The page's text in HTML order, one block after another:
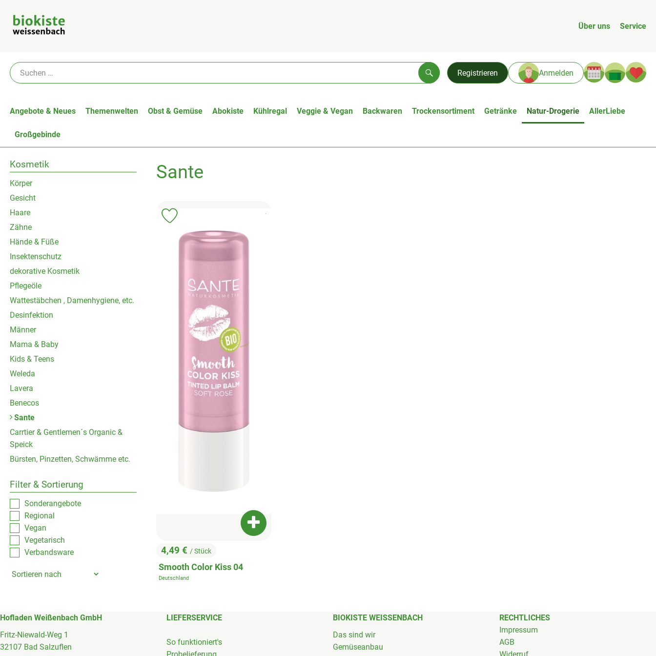
Über uns Service
Registrieren Anmelden
Suchen
Angebote & Neues Themenwelten Obst & Gemüse Abokiste Kühlregal Veggie & Vegan Backwaren Trockensortiment Getränke Natur-Drogerie AllerLiebe
Großgebinde
Kosmetik
Körper
Gesicht
Haare
Zähne
Hände & Füße
Insektenschutz
dekorative Kosmetik
Pflegeöle
Wattestäbchen , Damenhygiene, etc.
Desinfektion
Männer
Mama & Baby
Kids & Teens
Weleda
Lavera
Benecos
Sante
Carrtier & Gentlemen´s Organic &
Speick
Bürsten, Pinzetten, Schwämme etc.
Filter & Sortierung
Sonderangebote
Regional
Vegan
Vegetarisch
Verbandsware
Sante
, Preis:
4,49 € / Stück
Smooth Color Kiss 04
, Herkunft:
Deutschland
Produkt zum Warenkorb hinzufügen
, Verband:
Hofladen Weißenbach GmbH
Fritz-Niewald-Weg 1
32107 Bad Salzuflen
LIEFERSERVICE
So funktioniert's
Probelieferung
BIOKISTE WEISSENBACH
Das sind wir
Gemüseanbau
RECHTLICHES
Impressum
AGB
Widerruf